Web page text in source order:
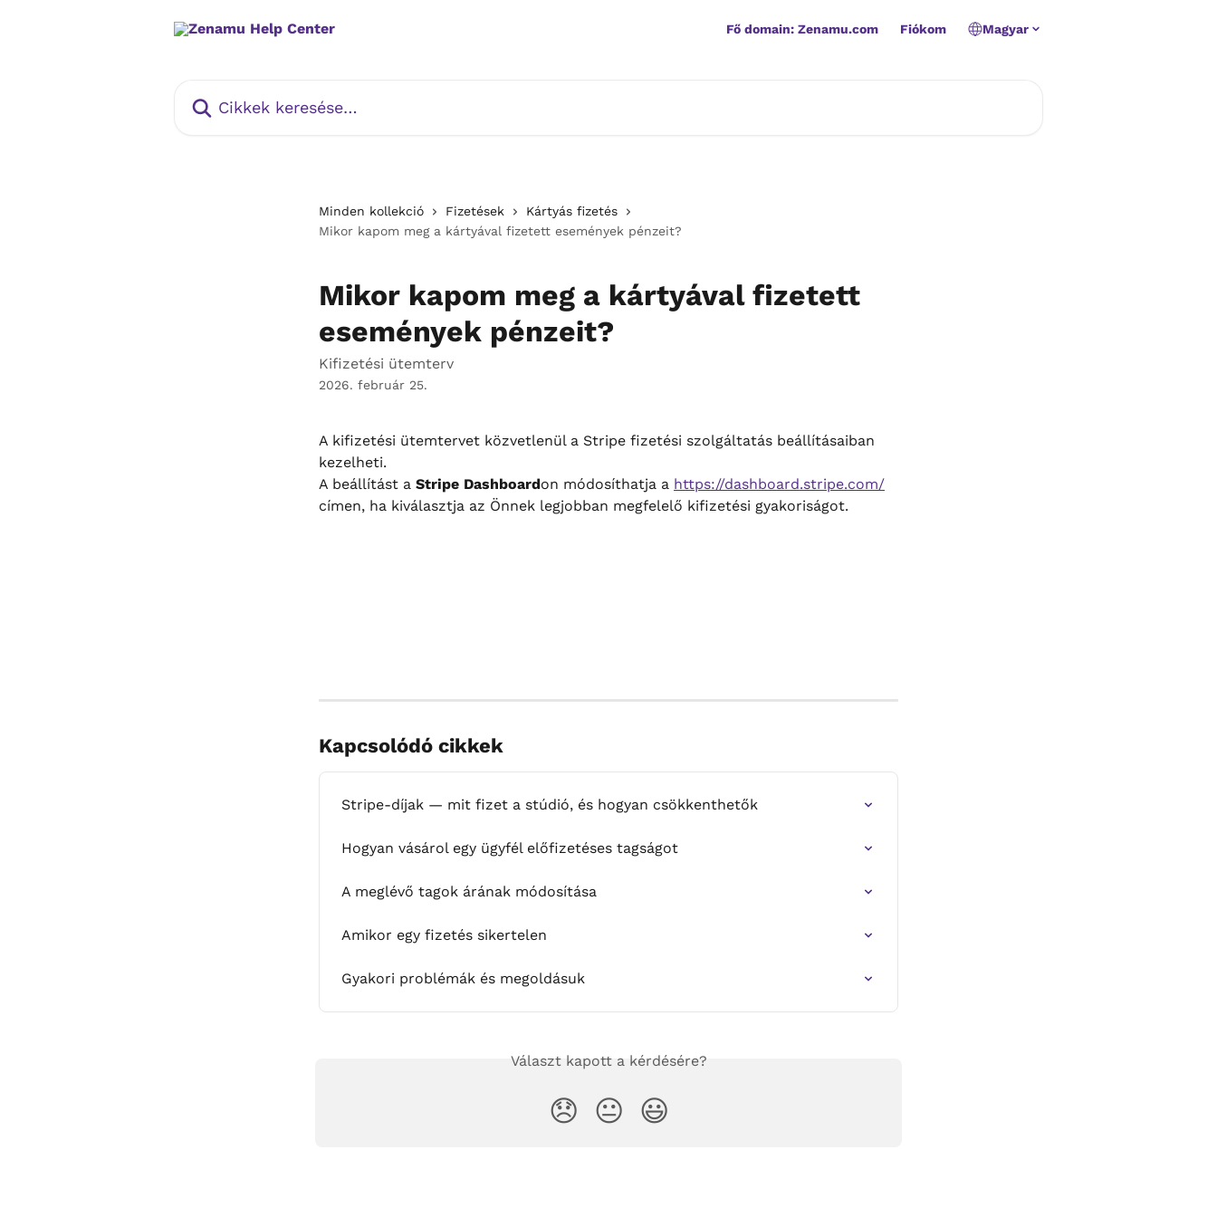
Fő domain: Zenamu.com Fiókom Magyar
Minden kollekció Fizetések
Kártyás fizetés
Mikor kapom meg a kártyával fizetett események pénzeit?
Mikor kapom meg a kártyával fizetett
események pénzeit?
Kifizetési ütemterv
2026. február 25.
A kifizetési ütemtervet közvetlenül a Stripe fizetési szolgáltatás beállításaiban
kezelheti.
A beállítást a Stripe Dashboardon módosíthatja a https://dashboard.stripe.com/
címen, ha kiválasztja az Önnek legjobban megfelelő kifizetési gyakoriságot.
Kapcsolódó cikkek
Stripe-díjak — mit fizet a stúdió, és hogyan csökkenthetők
Hogyan vásárol egy ügyfél előfizetéses tagságot
A meglévő tagok árának módosítása
Amikor egy fizetés sikertelen
Gyakori problémák és megoldásuk
Választ kapott a kérdésére?
😞 😐 😃